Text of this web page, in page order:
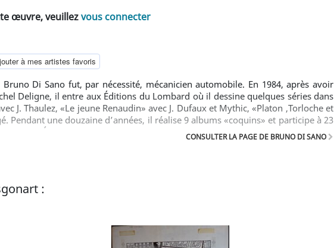
œuvre, veuillezvous connecter
à mes artistes favoris
Di Sano fut, par nécessité, mécanicien automobile. En 1984, après avoir
Deligne, il entre aux Éditions du Lombard où il dessine quelques séries dans
J. Thaulez, «Le jeune Renaudin» avec J. Dufaux et Mythic, «Platon ,Torloche et
Pendant une douzaine d’années, il réalise 9 albums «coquins» et participe à 23
Joker Éditions. Pour le même éditeur, il produit avec F.Walthéry et Mythic, 3
puis s’occupe des décors des aventures de la charmante «Natacha». Pour
«C’est pas sorcier» diffusée par France 3, la RTBF et TV5. 2009 marquera
CONSULTER LA PAGE DE BRUNO DI SANO
: